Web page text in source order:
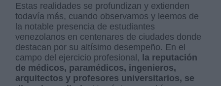
Estas realidades se profundizan y extienden
todavía más, cuando observamos y leemos de
la notable presencia de estudiantes
venezolanos en centenares de ciudades donde
destacan por su altísimo desempeño. En el
campo del ejercicio profesional, la reputación
de médicos, paramédicos, ingenieros,
arquitectos y profesores universitarios, se